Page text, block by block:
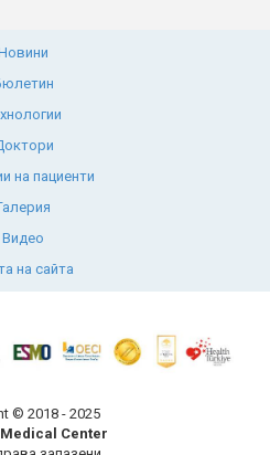
на пациенти
Видео
на сайта
© 2018 - 2025
Center